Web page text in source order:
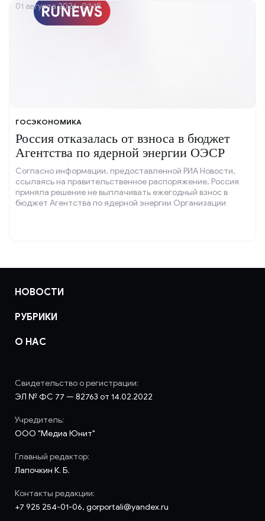
ГОСЭКОНОМИКА
Россия отказалась от взноса в бюджет
Агентства по ядерной энергии ОЭСР
Согласно информации, предоставленной РИА Новости,
ссылаясь на правительственное распоряжение, Россия
приняла решение не выплачивать ежегодный взнос в
бюджет Агентства по ядерной энергии Организации
01 августа 2026, 07:18
НОВОСТИ
РУБРИКИ
О НАС
Свидетельство о регистрации:
ЭЛ № ФС 77 — 82763 от 14.02.2022
Учредитель:
ООО "Медиа Юнит"
Главный редактор:
Лапочкин К. Б.
Контакты редакции:
+7 925 254-01-06, gorportali@yandex.ru